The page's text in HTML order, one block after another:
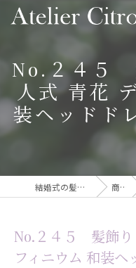
No.２４５
人式 青花
装ヘッドド
結婚式の髪飾りならAtelier Citron 商品一覧
No.２４５ 髪飾り
フィニウム 和装ヘ